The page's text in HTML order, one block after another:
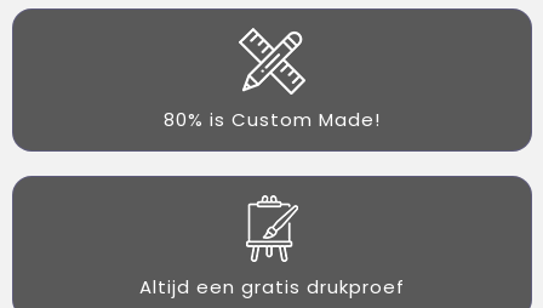
80% is Custom Made!
Altijd een gratis drukproef